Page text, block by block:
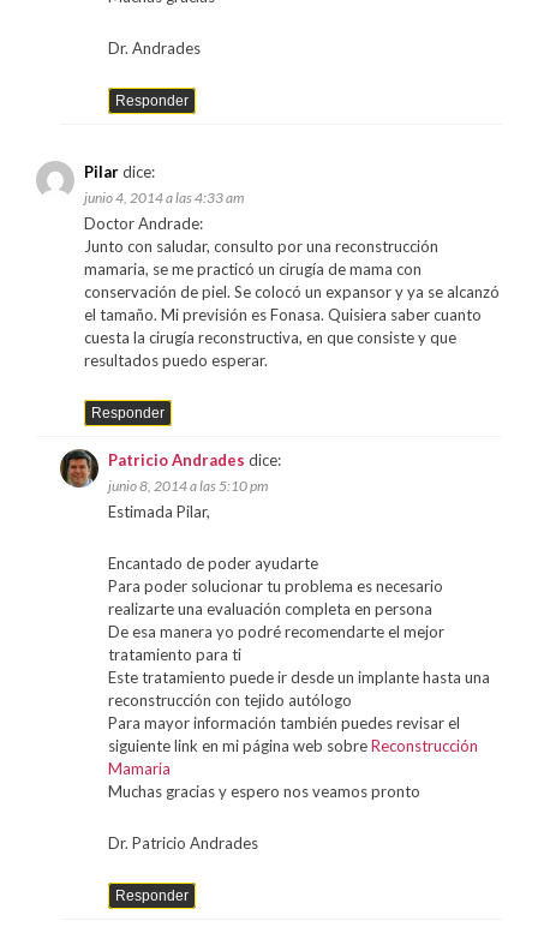
Dr. Andrades
Responder
Pilardice:
junio 4, 2014 a las 4:33 am
Doctor Andrade:
Junto con saludar, consulto por una reconstrucción
mamaria, se me practicó un cirugía de mama con
conservación de piel. Se colocó un expansor y ya se alcanzó
el tamaño. Mi previsión es Fonasa. Quisiera saber cuanto
cuesta la cirugía reconstructiva, en que consiste y que
resultados puedo esperar.
Responder
Patricio Andrades dice:
junio 8, 2014 a las 5:10 pm
Estimada Pilar,
Encantado de poder ayudarte
Para poder solucionar tu problema es necesario
realizarte una evaluación completa en persona
De esa manera yo podré recomendarte el mejor
tratamiento para ti
Este tratamiento puede ir desde un implante hasta una
reconstrucción con tejido autólogo
Para mayor información también puedes revisar el
siguiente link en mi página web sobreReconstrucción
Mamaria
Muchas gracias y espero nos veamos pronto
Dr. Patricio Andrades
Responder